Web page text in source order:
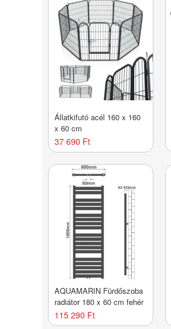
Állatkifutó acél 160 x 160
x 60 cm
37 690 Ft
AQUAMARIN Fürdőszoba
radiátor 180 x 60 cm fehér
115 290 Ft